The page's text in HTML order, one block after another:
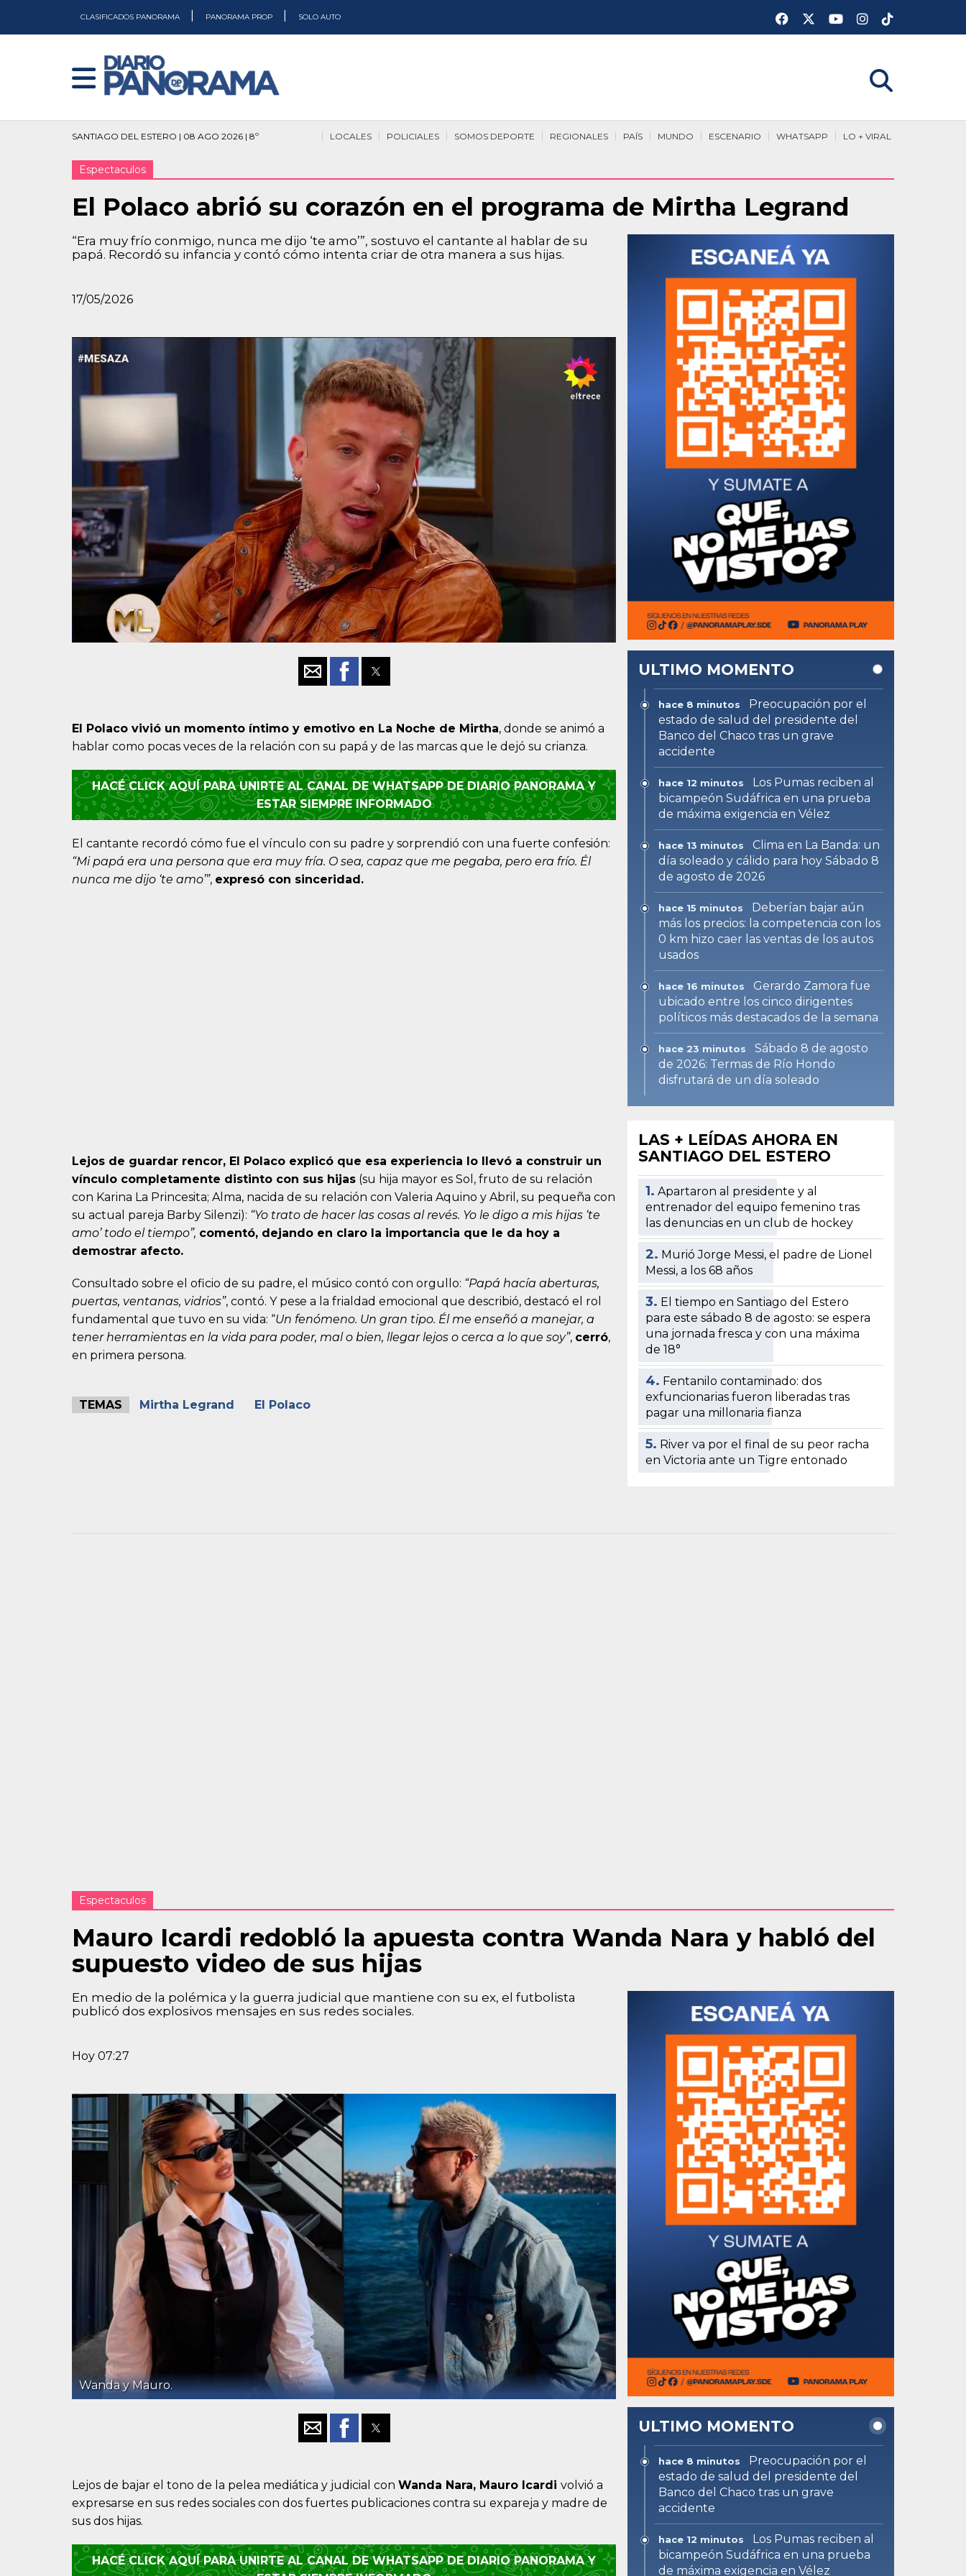
CLASIFICADOS PANORAMA PANORAMA PROP SOLO AUTO
SANTIAGO DEL ESTERO | 08 AGO 2026 | 8º LO + VIRAL
WHATSAPP
ESCENARIO
MUNDO
PAÍS
REGIONALES
SOMOS DEPORTE
POLICIALES
LOCALES
Espectaculos
El Polaco abrió su corazón en el programa de Mirtha Legrand
“Era muy frío conmigo, nunca me dijo ‘te amo’”, sostuvo el cantante al hablar de su
papá. Recordó su infancia y contó cómo intenta criar de otra manera a sus hijas.
17/05/2026
El Polaco vivió un momento íntimo y emotivo en La Noche de Mirtha, donde se animó a
hablar como pocas veces de la relación con su papá y de las marcas que le dejó su crianza.
HACÉ CLICK AQUÍ PARA UNIRTE AL CANAL DE WHATSAPP DE DIARIO PANORAMA Y
ESTAR SIEMPRE INFORMADO
El cantante recordó cómo fue el vínculo con su padre y sorprendió con una fuerte confesión:
“Mi papá era una persona que era muy fría. O sea, capaz que me pegaba, pero era frío. Él
nunca me dijo ‘te amo’”, expresó con sinceridad.
Lejos de guardar rencor, El Polaco explicó que esa experiencia lo llevó a construir un
vínculo completamente distinto con sus hijas (su hija mayor es Sol, fruto de su relación
con Karina La Princesita; Alma, nacida de su relación con Valeria Aquino y Abril, su pequeña con
su actual pareja Barby Silenzi): “Yo trato de hacer las cosas al revés. Yo le digo a mis hijas ‘te
amo’ todo el tiempo”, comentó, dejando en claro la importancia que le da hoy a
demostrar afecto.
Consultado sobre el oficio de su padre, el músico contó con orgullo: “Papá hacía aberturas,
puertas, ventanas, vidrios”, contó. Y pese a la frialdad emocional que describió, destacó el rol
fundamental que tuvo en su vida: “Un fenómeno. Un gran tipo. Él me enseñó a manejar, a
tener herramientas en la vida para poder, mal o bien, llegar lejos o cerca a lo que soy”, cerró,
en primera persona.
TEMAS Mirtha Legrand El Polaco
ULTIMO MOMENTO
hace 8 minutos
Preocupación por el
estado de salud del presidente del
Banco del Chaco tras un grave
accidente
hace 12 minutos
Los Pumas reciben al
bicampeón Sudáfrica en una prueba
de máxima exigencia en Vélez
hace 13 minutos
Clima en La Banda: un
día soleado y cálido para hoy Sábado 8
de agosto de 2026
hace 15 minutos
Deberían bajar aún
más los precios: la competencia con los
0 km hizo caer las ventas de los autos
usados
hace 16 minutos
Gerardo Zamora fue
ubicado entre los cinco dirigentes
políticos más destacados de la semana
hace 23 minutos
Sábado 8 de agosto
de 2026: Termas de Río Hondo
disfrutará de un día soleado
LAS + LEÍDAS AHORA EN
SANTIAGO DEL ESTERO
1. Apartaron al presidente y al
entrenador del equipo femenino tras
las denuncias en un club de hockey
2. Murió Jorge Messi, el padre de Lionel
Messi, a los 68 años
3. El tiempo en Santiago del Estero
para este sábado 8 de agosto: se espera
una jornada fresca y con una máxima
de 18°
4. Fentanilo contaminado: dos
exfuncionarias fueron liberadas tras
pagar una millonaria fianza
5. River va por el final de su peor racha
en Victoria ante un Tigre entonado